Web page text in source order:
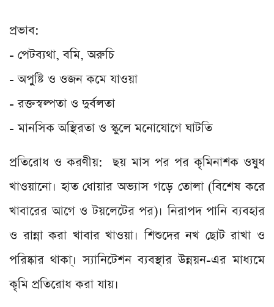
প্রভাব:
- পেটব্যথা, বমি, অরুচি
- অপুষ্টি ও ওজন কমে যাওয়া
- রক্তস্বল্পতা ও দুর্বলতা
- মানসিক অস্থিরতা ও স্কুলে মনোযোগে ঘাটতি
প্রতিরোধ ও করণীয়: ছয় মাস পর পর কৃমিনাশক ওষুধ
খাওয়ানো। হাত ধোয়ার অভ্যাস গড়ে তোলা (বিশেষ করে
খাবারের আগে ও টয়লেটের পর)। নিরাপদ পানি ব্যবহার
ও রান্না করা খাবার খাওয়া। শিশুদের নখ ছোট রাখা ও
পরিষ্কার থাকা্। স্যানিটেশন ব্যবস্থার উন্নয়ন-এর মাধ্যমে
কৃমি প্রতিরোধ করা যায়।